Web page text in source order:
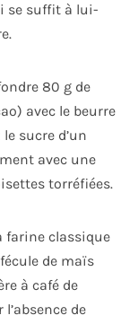
se suffit à lui-
80 g de
avec le beurre
sucre d’un
avec une
torréfiées.
farine classique
de maïs
à café de
de